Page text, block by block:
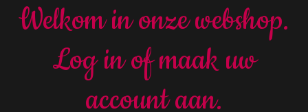
Welkom in onze webshop.
Log in of maak uw
account aan.